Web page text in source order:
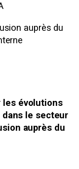
auprès du
les évolutions
le secteur
auprès du